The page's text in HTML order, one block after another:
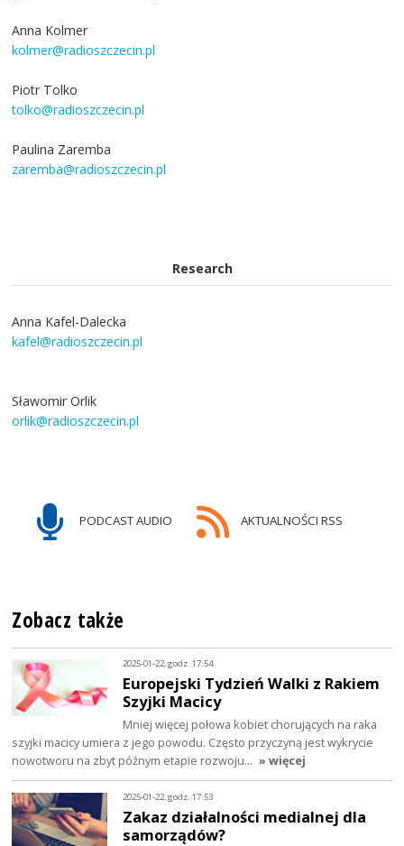
Anna Kolmer
kolmer@radioszczecin.pl
Piotr Tolko
tolko@radioszczecin.pl
Paulina Zaremba
zaremba@radioszczecin.pl
Research
Anna Kafel-Dalecka
kafel@radioszczecin.pl
Sławomir Orlik
orlik@radioszczecin.pl
PODCAST AUDIO AKTUALNOŚCI RSS
Zobacz także
2025-01-22, godz. 17:54
Europejski Tydzień Walki z Rakiem
Szyjki Macicy
Mniej więcej połowa kobiet chorujących na raka
szyjki macicy umiera z jego powodu. Często przyczyną jest wykrycie
nowotworu na zbyt późnym etapie rozwoju… » więcej
2025-01-22, godz. 17:53
Zakaz działalności medialnej dla
samorządów?